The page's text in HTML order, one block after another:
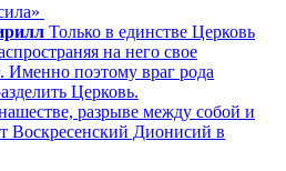
Только в единстве Церковь
на него свое
Именно поэтому враг рода
Церковь.
разрыве между собой и
Воскресенский Дионисий в